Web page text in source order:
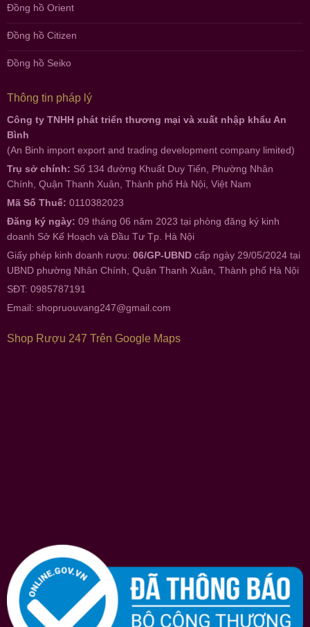
Đồng hồ Orient
Đồng hồ Citizen
Đồng hồ Seiko
Thông tin pháp lý
Công ty TNHH phát triển thương mại và xuất nhập khẩu An
Bình
(An Binh import export and trading development company limited)
Trụ sở chính: Số 134 đường Khuất Duy Tiến, Phường Nhân
Chính, Quận Thanh Xuân, Thành phố Hà Nội, Việt Nam
Mã Số Thuế: 0110382023
Đăng ký ngày: 09 tháng 06 năm 2023 tại phòng đăng ký kinh
doanh Sở Kế Hoạch và Đầu Tư Tp. Hà Nội
Giấy phép kinh doanh rượu: 06/GP-UBND cấp ngày 29/05/2024 tại
UBND phường Nhân Chính, Quận Thanh Xuân, Thành phố Hà Nội
SĐT: 0985787191
Email: shopruouvang247@gmail.com
Shop Rượu 247 Trên Google Maps